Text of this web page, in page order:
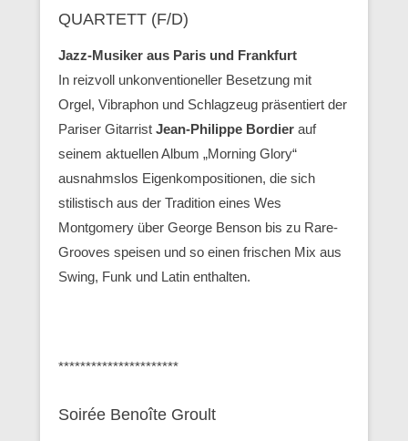
QUARTETT (F/D)
Jazz-Musiker aus Paris und Frankfurt
In reizvoll unkonventioneller Besetzung mit
Orgel, Vibraphon und Schlagzeug präsentiert der
Pariser Gitarrist Jean-Philippe Bordier auf
seinem aktuellen Album „Morning Glory“
ausnahmslos Eigenkompositionen, die sich
stilistisch aus der Tradition eines Wes
Montgomery über George Benson bis zu Rare-
Grooves speisen und so einen frischen Mix aus
Swing, Funk und Latin enthalten.
**********************
Soirée Benoîte Groult